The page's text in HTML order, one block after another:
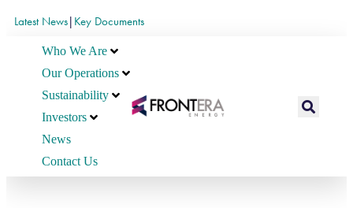
Latest News| Key Documents
Who We Are
Our Operations
Sustainability
Investors
News
Contact Us